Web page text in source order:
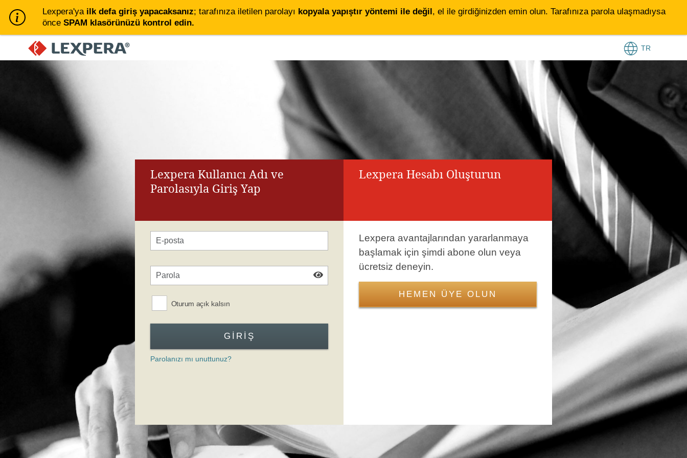
Lexpera'ya ilk defa giriş yapacaksanız; tarafınıza iletilen parolayı kopyala yapıştır yöntemi ile değil, el ile girdiğinizden emin olun. Tarafınıza parola ulaşmadıysa
önce SPAM klasörünüzü kontrol edin.
TR
Giriş Formuna Atla
Lexpera Kullanıcı Adı ve
Parolasıyla Giriş Yap
Oturum açık kalsın
GIRIŞ
Parolanızı mı unuttunuz?
Lexpera Hesabı Oluşturun
Lexpera avantajlarından yararlanmaya
başlamak için şimdi abone olun veya
ücretsiz deneyin.
HEMEN ÜYE OLUN